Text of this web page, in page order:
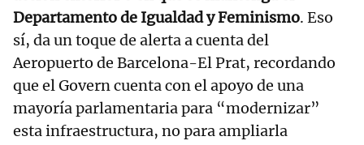
Departamento de Igualdad y Feminismo. Eso
sí, da un toque de alerta a cuenta del
Aeropuerto de Barcelona-El Prat, recordando
que el Govern cuenta con el apoyo de una
mayoría parlamentaria para “modernizar”
esta infraestructura, no para ampliarla